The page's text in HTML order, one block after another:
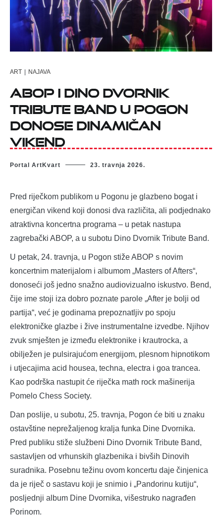
ART | NAJAVA
ABOP i Dino Dvornik
Tribute Band u Pogon
donose dinamičan
vikend
Portal ArtKvart 23. travnja 2026.
Pred riječkom publikom u Pogonu je glazbeno bogat i
energičan vikend koji donosi dva različita, ali podjednako
atraktivna koncertna programa – u petak nastupa
zagrebački ABOP, a u subotu Dino Dvornik Tribute Band.
U petak, 24. travnja, u Pogon stiže ABOP s novim
koncertnim materijalom i albumom „Masters of Afters“,
donoseći još jedno snažno audiovizualno iskustvo. Bend,
čije ime stoji iza dobro poznate parole „After je bolji od
partija“, već je godinama prepoznatljiv po spoju
elektroničke glazbe i žive instrumentalne izvedbe. Njihov
zvuk smješten je između elektronike i krautrocka, a
obilježen je pulsirajućom energijom, plesnom hipnotikom
i utjecajima acid housea, techna, electra i goa trancea.
Kao podrška nastupit će riječka math rock mašinerija
Pomelo Chess Society.
Dan poslije, u subotu, 25. travnja, Pogon će biti u znaku
ostavštine neprežaljenog kralja funka Dine Dvornika.
Pred publiku stiže službeni Dino Dvornik Tribute Band,
sastavljen od vrhunskih glazbenika i bivših Dinovih
suradnika. Posebnu težinu ovom koncertu daje činjenica
da je riječ o sastavu koji je snimio i „Pandorinu kutiju“,
posljednji album Dine Dvornika, višestruko nagrađen
Porinom.